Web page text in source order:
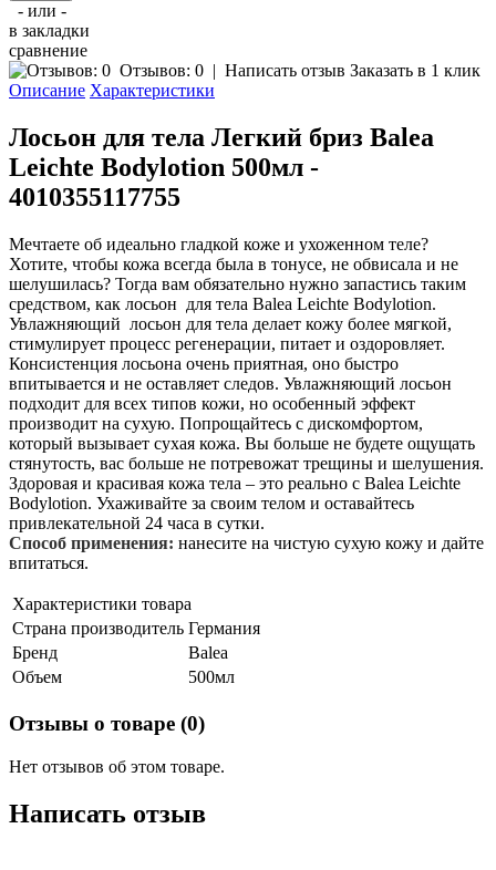
- или -
в закладки
сравнение
Отзывов: 0 | Написать отзыв Заказать в 1 клик
Описание Характеристики
Лосьон для тела Легкий бриз Balea
Leichte Bodylotion 500мл -
4010355117755
Мечтаете об идеально гладкой коже и ухоженном теле?
Хотите, чтобы кожа всегда была в тонусе, не обвисала и не
шелушилась? Тогда вам обязательно нужно запастись таким
средством, как лосьон для тела Balea Leichte Bodylotion.
Увлажняющий лосьон для тела делает кожу более мягкой,
стимулирует процесс регенерации, питает и оздоровляет.
Консистенция лосьона очень приятная, оно быстро
впитывается и не оставляет следов. Увлажняющий лосьон
подходит для всех типов кожи, но особенный эффект
производит на сухую. Попрощайтесь с дискомфортом,
который вызывает сухая кожа. Вы больше не будете ощущать
стянутость, вас больше не потревожат трещины и шелушения.
Здоровая и красивая кожа тела – это реально с Balea Leichte
Bodylotion. Ухаживайте за своим телом и оставайтесь
привлекательной 24 часа в сутки.
Способ применения: нанесите на чистую сухую кожу и дайте
впитаться.
Характеристики товара
Страна производитель Германия
Бренд
Balea
Объем
500мл
Отзывы о товаре (0)
Нет отзывов об этом товаре.
Написать отзыв